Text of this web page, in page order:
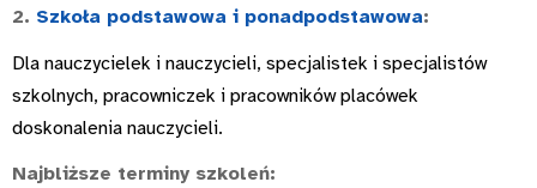
2. Szkoła podstawowa i ponadpodstawowa:
Dla nauczycielek i nauczycieli, specjalistek i specjalistów
szkolnych, pracowniczek i pracowników placówek
doskonalenia nauczycieli.
Najbliższe terminy szkoleń: